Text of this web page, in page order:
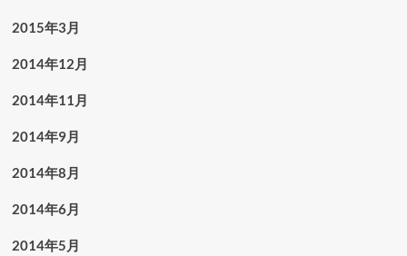
2015年3月
2014年12月
2014年11月
2014年9月
2014年8月
2014年6月
2014年5月